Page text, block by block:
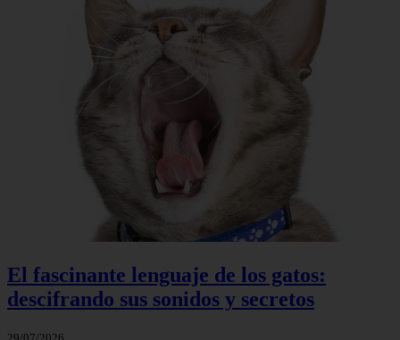
El fascinante lenguaje de los gatos:
descifrando sus sonidos y secretos